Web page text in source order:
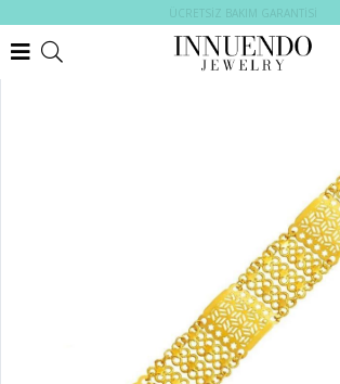
ÜCRETSİZ BAKIM GARANTİSİ